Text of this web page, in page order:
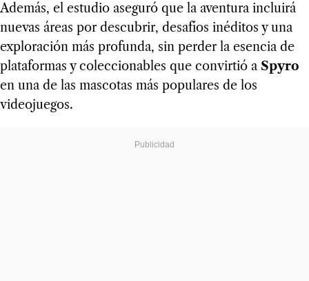
Además, el estudio aseguró que la aventura incluirá
nuevas áreas por descubrir, desafíos inéditos y una
exploración más profunda, sin perder la esencia de
plataformas y coleccionables que convirtió a Spyro
en una de las mascotas más populares de los
videojuegos.